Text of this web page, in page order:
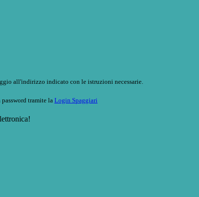
all'indirizzo indicato con le istruzioni necessarie.
tramite la Login Spaggiari